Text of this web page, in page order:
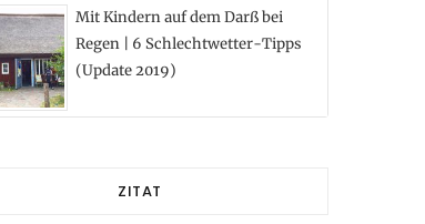
Mit Kindern auf dem Darß bei
Regen | 6 Schlechtwetter-Tipps
(Update 2019)
ZITAT